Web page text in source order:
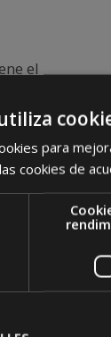
el
activa
nocturnos,
la
Islandia
para
cookies de